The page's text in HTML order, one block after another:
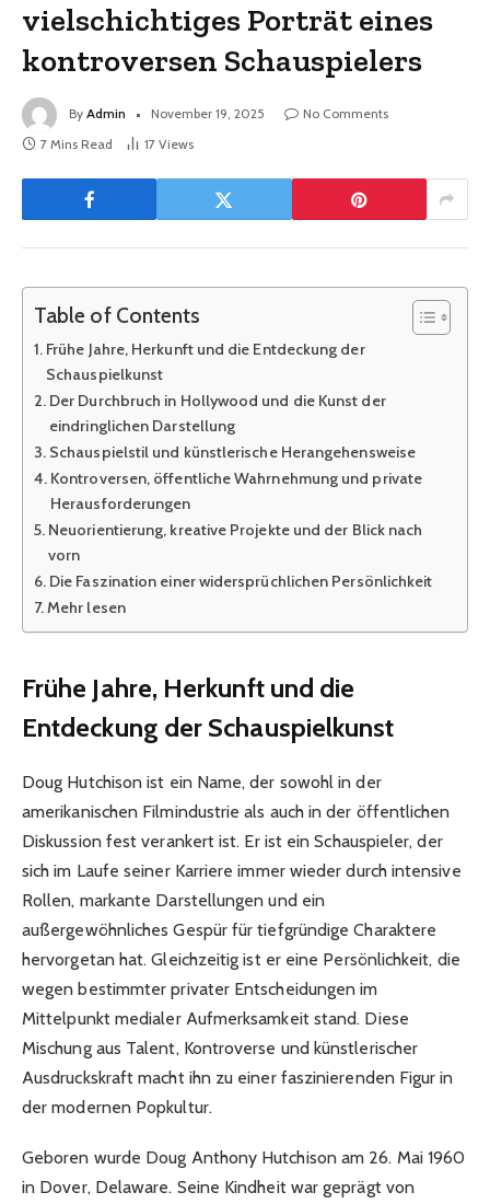
vielschichtiges Porträt eines
kontroversen Schauspielers
By Admin November 19, 2025
No Comments
7 Mins Read
17 Views
Table of Contents
Frühe Jahre, Herkunft und die Entdeckung der
Schauspielkunst
Der Durchbruch in Hollywood und die Kunst der
eindringlichen Darstellung
Schauspielstil und künstlerische Herangehensweise
Kontroversen, öffentliche Wahrnehmung und private
Herausforderungen
Neuorientierung, kreative Projekte und der Blick nach
vorn
Die Faszination einer widersprüchlichen Persönlichkeit
Mehr lesen
Frühe Jahre, Herkunft und die
Entdeckung der Schauspielkunst
Doug Hutchison ist ein Name, der sowohl in der
amerikanischen Filmindustrie als auch in der öffentlichen
Diskussion fest verankert ist. Er ist ein Schauspieler, der
sich im Laufe seiner Karriere immer wieder durch intensive
Rollen, markante Darstellungen und ein
außergewöhnliches Gespür für tiefgründige Charaktere
hervorgetan hat. Gleichzeitig ist er eine Persönlichkeit, die
wegen bestimmter privater Entscheidungen im
Mittelpunkt medialer Aufmerksamkeit stand. Diese
Mischung aus Talent, Kontroverse und künstlerischer
Ausdruckskraft macht ihn zu einer faszinierenden Figur in
der modernen Popkultur.
Geboren wurde Doug Anthony Hutchison am 26. Mai 1960
in Dover, Delaware. Seine Kindheit war geprägt von